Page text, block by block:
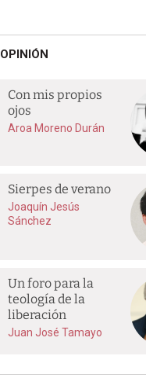
OPINIÓN
Con mis propios
ojos
Aroa Moreno Durán
Sierpes de verano
Joaquín Jesús
Sánchez
Un foro para la
teología de la
liberación
Juan José Tamayo